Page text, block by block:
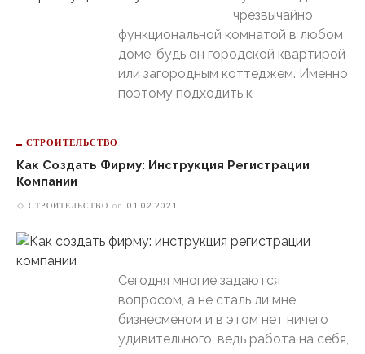
чрезвычайно
функциональной комнатой в любом
доме, будь он городской квартирой
или загородным коттеджем. Именно
поэтому подходить к
СТРОИТЕЛЬСТВО
Как Создать Фирму: Инструкция Регистрации
Компании
СТРОИТЕЛЬСТВО on 01.02.2021
Сегодня многие задаются
вопросом, а не сталь ли мне
бизнесменом и в этом нет ничего
удивительного, ведь работа на себя,